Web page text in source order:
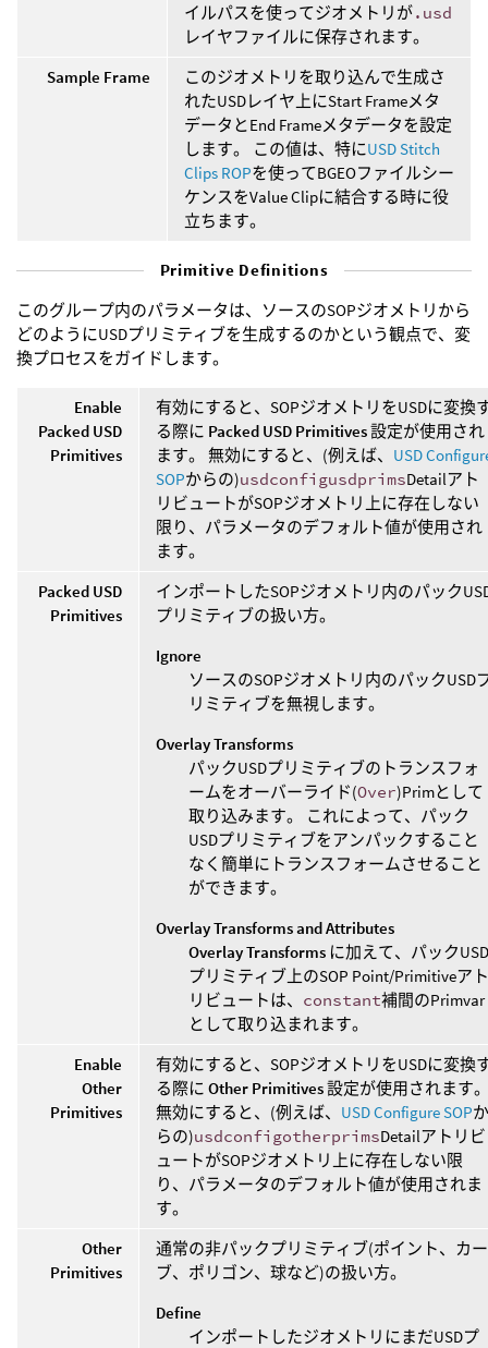
イルパスを使ってジオメトリが.usd
レイヤファイルに保存されます。
Sample Frame
このジオメトリを取り込んで生成さ
れたUSDレイヤ上にStart Frameメタ
データとEnd Frameメタデータを設定
します。 この値は、特にUSD Stitch
Clips ROPを使ってBGEOファイルシー
ケンスをValue Clipに結合する時に役
立ちます。
Primitive Definitions
このグループ内のパラメータは、ソースのSOPジオメトリから
どのようにUSDプリミティブを生成するのかという観点で、変
換プロセスをガイドします。
Enable
Packed USD
Primitives
有効にすると、SOPジオメトリをUSDに変換
る際に Packed USD Primitives設定が使用され
ます。 無効にすると、(例えば、 USD
SOPからの)usdconfigusdprimsDetailアト
リビュートがSOPジオメトリ上に存在しない
限り、パラメータのデフォルト値が使用され
ます。
Packed USD
Primitives
インポートしたSOPジオメトリ内のパック
プリミティブの扱い方。
Ignore
ソースのSOPジオメトリ内のパックUSD
リミティブを無視します。
Overlay Transforms
パックUSDプリミティブのトランスフォ
ームをオーバーライド(Over)Primとして
取り込みます。 これによって、パック
USDプリミティブをアンパックすること
なく簡単にトランスフォームさせること
ができます。
Overlay Transforms and Attributes
Overlay Transforms に加えて、パックUSD
プリミティブ上のSOP Point/Primitiveアト
リビュートは、 constant補間のPrimvar
として取り込まれます。
Enable
Other
Primitives
有効にすると、SOPジオメトリをUSDに変換
る際に Other Primitives設定が使用されます
無効にすると、(例えば、 USD Configure SOPか
らの)usdconfigotherprimsDetailアトリビ
ュートがSOPジオメトリ上に存在しない限
り、パラメータのデフォルト値が使用されま
す。
Other
Primitives
通常の非パックプリミティブ(ポイント、カー
ブ、ポリゴン、球など)の扱い方。
Define
インポートしたジオメトリにまだUSDプ